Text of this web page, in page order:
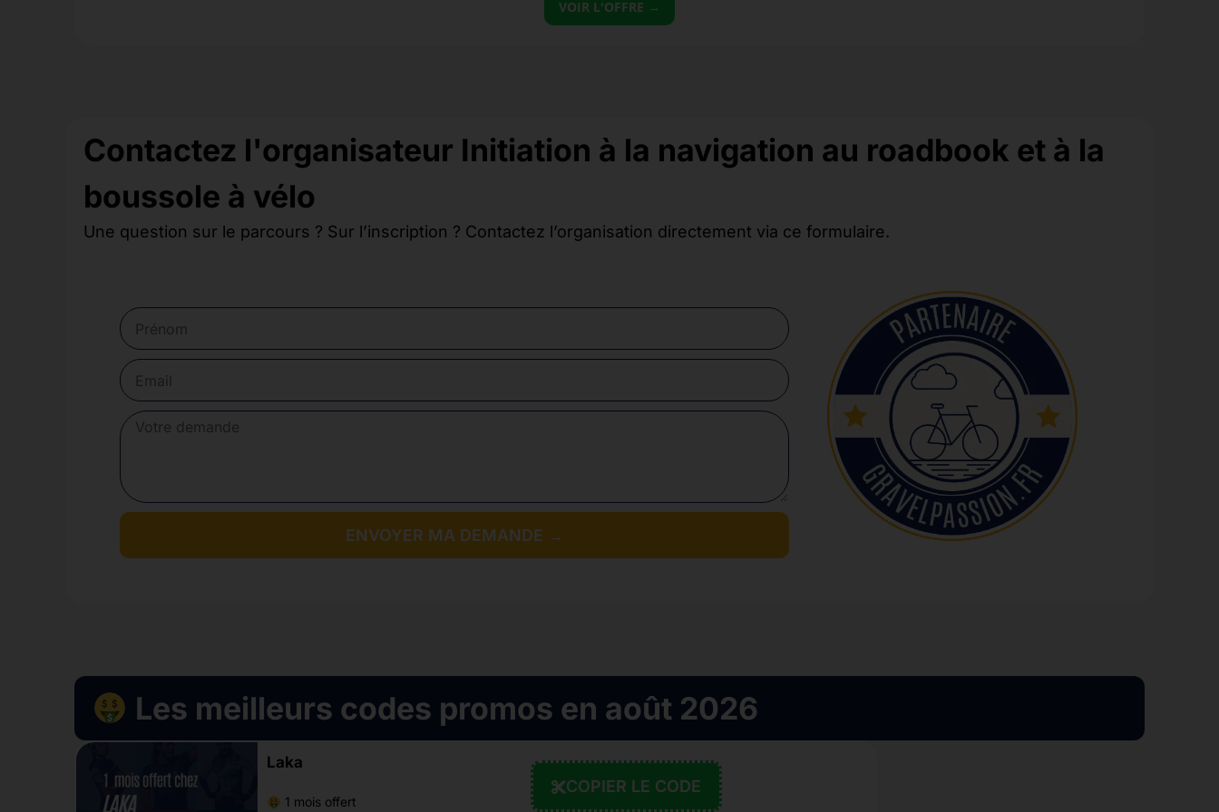
VOIR L'OFFRE →
Contactez l'organisateur Initiation à la navigation au roadbook et à la
boussole à vélo
Une question sur le parcours ? Sur l’inscription ? Contactez l’organisation directement via ce formulaire.
ENVOYER MA DEMANDE →
Les meilleurs codes promos en août 2026
Laka
1 mois offert
COPIER LE CODE